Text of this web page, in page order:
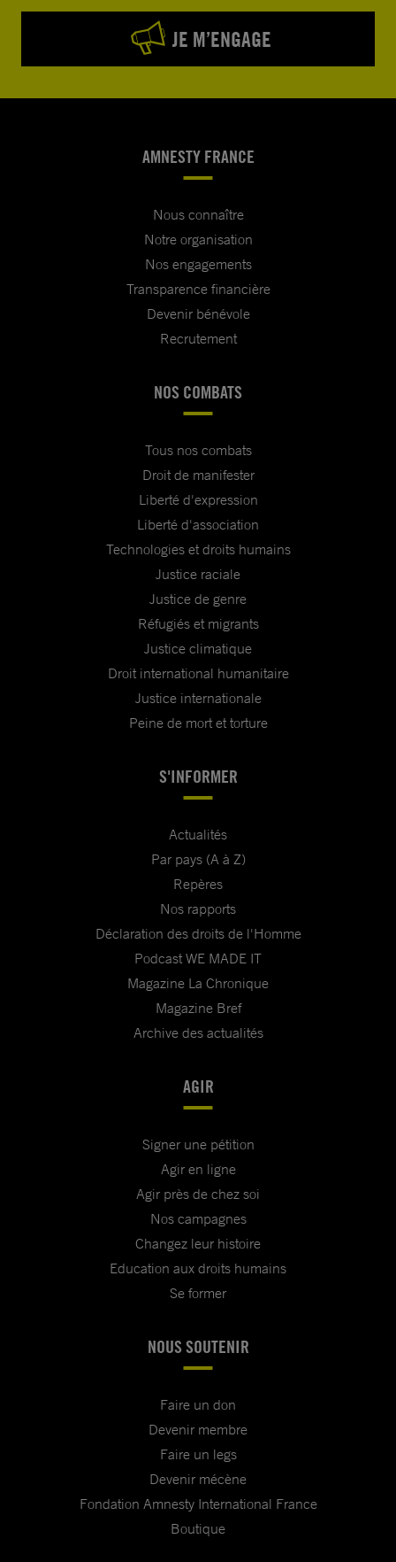
JE M’ENGAGE
AMNESTY FRANCE
Nous connaître
Notre organisation
Nos engagements
Transparence financière
Devenir bénévole
Recrutement
NOS COMBATS
Tous nos combats
Droit de manifester
Liberté d'expression
Liberté d'association
Technologies et droits humains
Justice raciale
Justice de genre
Réfugiés et migrants
Justice climatique
Droit international humanitaire
Justice internationale
Peine de mort et torture
S'INFORMER
Actualités
Par pays (A à Z)
Repères
Nos rapports
Déclaration des droits de l'Homme
Podcast WE MADE IT
Magazine La Chronique
Magazine Bref
Archive des actualités
AGIR
Signer une pétition
Agir en ligne
Agir près de chez soi
Nos campagnes
Changez leur histoire
Education aux droits humains
Se former
NOUS SOUTENIR
Faire un don
Devenir membre
Faire un legs
Devenir mécène
Fondation Amnesty International France
Boutique